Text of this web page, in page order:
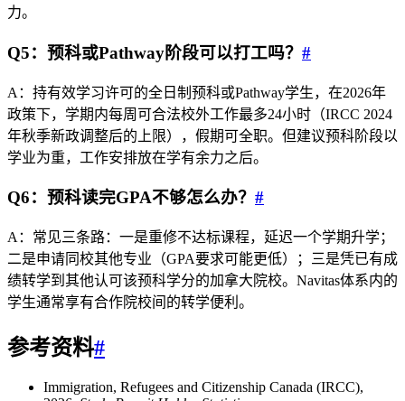
力。
Q5：预科或Pathway阶段可以打工吗？ #
A：持有效学习许可的全日制预科或Pathway学生，在2026年
政策下，学期内每周可合法校外工作最多24小时（IRCC 2024
年秋季新政调整后的上限），假期可全职。但建议预科阶段以
学业为重，工作安排放在学有余力之后。
Q6：预科读完GPA不够怎么办？ #
A：常见三条路：一是重修不达标课程，延迟一个学期升学；
二是申请同校其他专业（GPA要求可能更低）；三是凭已有成
绩转学到其他认可该预科学分的加拿大院校。Navitas体系内的
学生通常享有合作院校间的转学便利。
参考资料#
Immigration, Refugees and Citizenship Canada (IRCC),